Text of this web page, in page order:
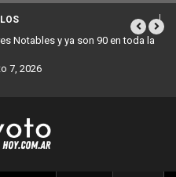
Los stands móviles de la Ciudad
7, 2026